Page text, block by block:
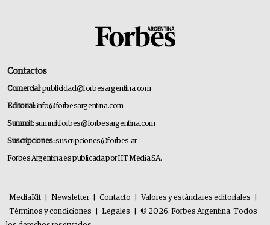
Contactos
Comercial:publicidad@forbesargentina.com
Editorial:info@forbesargentina.com
Summit:summitforbes@forbesargentina.com
Suscripciones:suscripciones@forbes.ar
Forbes Argentina es publicada por HT Media SA.
MediaKit Newsletter Contacto Valores y estándares editoriales
Términos y condiciones
Legales
© 2026. Forbes Argentina. Todos